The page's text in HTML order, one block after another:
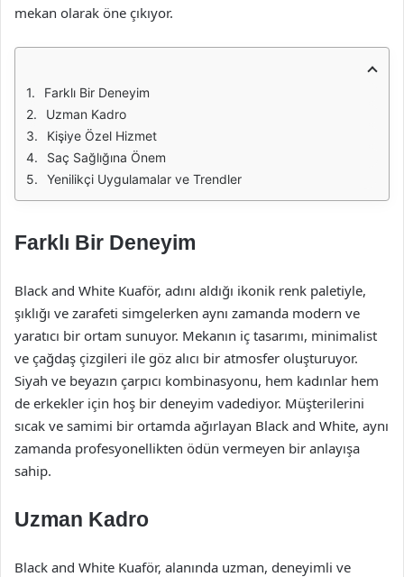
mekan olarak öne çıkıyor.
Farklı Bir Deneyim
Uzman Kadro
Kişiye Özel Hizmet
Saç Sağlığına Önem
Yenilikçi Uygulamalar ve Trendler
Farklı Bir Deneyim
Black and White Kuaför, adını aldığı ikonik renk paletiyle,
şıklığı ve zarafeti simgelerken aynı zamanda modern ve
yaratıcı bir ortam sunuyor. Mekanın iç tasarımı, minimalist
ve çağdaş çizgileri ile göz alıcı bir atmosfer oluşturuyor.
Siyah ve beyazın çarpıcı kombinasyonu, hem kadınlar hem
de erkekler için hoş bir deneyim vadediyor. Müşterilerini
sıcak ve samimi bir ortamda ağırlayan Black and White, aynı
zamanda profesyonellikten ödün vermeyen bir anlayışa
sahip.
Uzman Kadro
Black and White Kuaför, alanında uzman, deneyimli ve